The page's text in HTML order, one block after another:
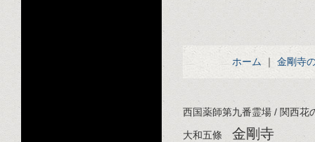
ホーム ｜ 金剛寺
西国薬師第九番霊場 / 関西花
大和五條 金剛寺